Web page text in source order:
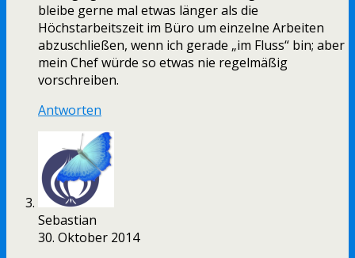
bleibe gerne mal etwas länger als die
Höchstarbeitszeit im Büro um einzelne Arbeiten
abzuschließen, wenn ich gerade „im Fluss“ bin; aber
mein Chef würde so etwas nie regelmäßig
vorschreiben.
Antworten
Sebastian
30. Oktober 2014